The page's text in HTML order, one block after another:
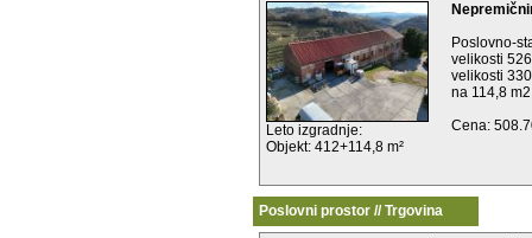
Leto izgradnje:
Objekt: 412+114,8 m²
Poslovno-
velikosti
velikosti
na 114,8
Cena:
Poslovni prostor // Trgovina